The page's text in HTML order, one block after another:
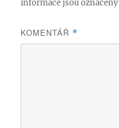
informace jsou označeny
KOMENTÁŘ *